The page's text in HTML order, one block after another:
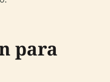
para